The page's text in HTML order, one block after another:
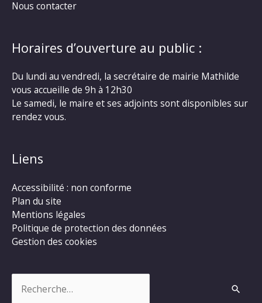
Nous contacter
Horaires d’ouverture au public :
Du lundi au vendredi, la secrétaire de mairie Mathilde
vous accueille de 9h à 12h30
Le samedi, le maire et ses adjoints sont disponibles sur
rendez vous.
Liens
Accessibilité : non conforme
Plan du site
Mentions légales
Politique de protection des données
Gestion des cookies